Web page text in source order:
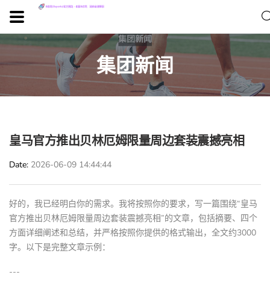
集团新闻
皇马官方推出贝林厄姆限量周边套装震撼亮相
Date 2026-06-09 14:44:44
好的，我已经明白你的需求。我将按照你的要求，写一篇围绕“皇马
官方推出贝林厄姆限量周边套装震撼亮相”的文章，包括摘要、四个
方面详细阐述和总结，并严格按照你提供的格式输出，全文约3000
字。以下是完整文章示例：
---